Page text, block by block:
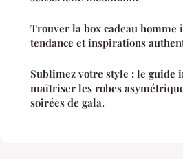
Trouver la box cadeau homme
tendance et inspirations
Sublimez votre style : le guide
maîtriser les robes
soirées de gala.